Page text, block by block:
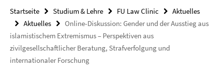
Startseite Studium & Lehre FU Law Clinic
Aktuelles
Aktuelles
Online-Diskussion: Gender und der Ausstieg aus
islamistischem Extremismus – Perspektiven aus
zivilgesellschaftlicher Beratung, Strafverfolgung und
internationaler Forschung